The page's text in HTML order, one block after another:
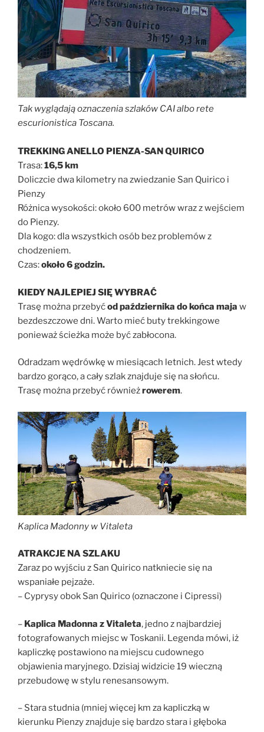
Tak wyglądają oznaczenia szlaków CAI albo rete
escurionistica Toscana.
TREKKING ANELLO PIENZA-SAN QUIRICO
Trasa:16,5 km
Doliczcie dwa kilometry na zwiedzanie San Quirico i
Pienzy
Różnica wysokości: około 600 metrów wraz z wejściem
do Pienzy.
Dla kogo: dla wszystkich osób bez problemów z
chodzeniem.
Czas:około 6 godzin.
KIEDY NAJLEPIEJ SIĘ WYBRAĆ
Trasę można przebyćod października do końca maja w
bezdeszczowe dni. Warto mieć buty trekkingowe
ponieważ ścieżka może być zabłocona.
Odradzam wędrówkę w miesiącach letnich. Jest wtedy
bardzo gorąco, a cały szlak znajduje się na słońcu.
Trasę można przebyć równieżrowerem.
Kaplica Madonny w Vitaleta
ATRAKCJE NA SZLAKU
Zaraz po wyjściu z San Quirico natkniecie się na
wspaniałe pejzaże.
– Cyprysy obok San Quirico (oznaczone i Cipressi)
– Kaplica Madonna z Vitaleta, jedno z najbardziej
fotografowanych miejsc w Toskanii. Legenda mówi, iż
kapliczkę postawiono na miejscu cudownego
objawienia maryjnego. Dzisiaj widzicie 19 wieczną
przebudowę w stylu renesansowym.
– Stara studnia (mniej więcej km za kapliczką w
kierunku Pienzy znajduje się bardzo stara i głęboka